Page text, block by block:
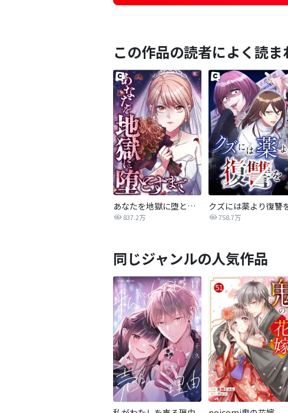
この作品の読者によく読
あなたを地獄に堕とすまで
837.2万
クズには薬より復讐
758.7万
同じジャンルの人気作品